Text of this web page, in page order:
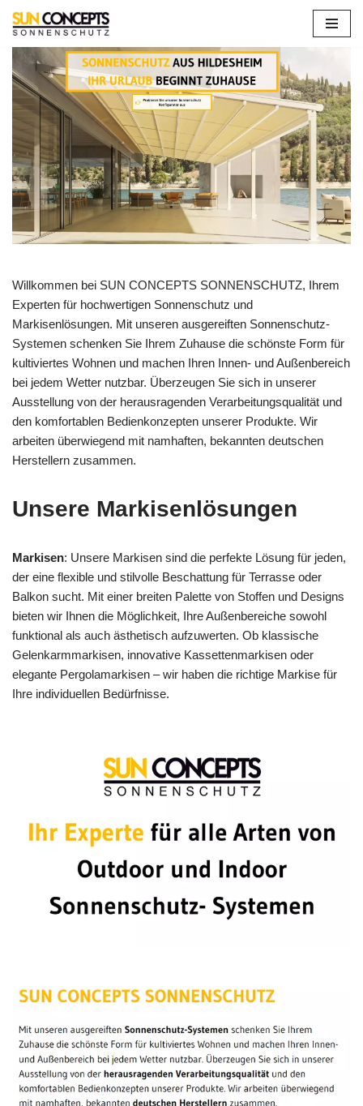
Inhalt
springen
Willkommen bei SUN CONCEPTS SONNENSCHUTZ, Ihrem
Experten für hochwertigen Sonnenschutz und
Markisenlösungen. Mit unseren ausgereiften Sonnenschutz-
Systemen schenken Sie Ihrem Zuhause die schönste Form für
kultiviertes Wohnen und machen Ihren Innen- und Außenbereich
bei jedem Wetter nutzbar. Überzeugen Sie sich in unserer
Ausstellung von der herausragenden Verarbeitungsqualität und
den komfortablen Bedienkonzepten unserer Produkte. Wir
arbeiten überwiegend mit namhaften, bekannten deutschen
Herstellern zusammen.
Unsere Markisenlösungen
Markisen: Unsere Markisen sind die perfekte Lösung für jeden,
der eine flexible und stilvolle Beschattung für Terrasse oder
Balkon sucht. Mit einer breiten Palette von Stoffen und Designs
bieten wir Ihnen die Möglichkeit, Ihre Außenbereiche sowohl
funktional als auch ästhetisch aufzuwerten. Ob klassische
Gelenkarmmarkisen, innovative Kassettenmarkisen oder
elegante Pergolamarkisen – wir haben die richtige Markise für
Ihre individuellen Bedürfnisse.